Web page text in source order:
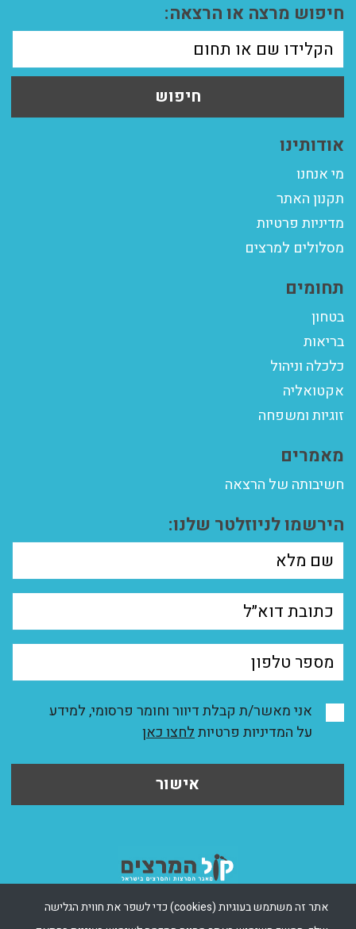
חיפוש מרצה או הרצאה:
חיפוש
אודותינו
מי אנחנו
תקנון האתר
מדיניות פרטיות
מסלולים למרצים
תחומים
בטחון
בריאות
כלכלה וניהול
אקטואליה
זוגיות ומשפחה
מאמרים
חשיבותה של הרצאה
הירשמו לניוזלטר שלנו:
אני מאשר/ת קבלת דיוור וחומר פרסומי, למידע
על המדיניות פרטיותלחצו כאן
אישור
אתר זה משתמש בעוגיות (cookies) כדי לשפר את חווית הגלישה